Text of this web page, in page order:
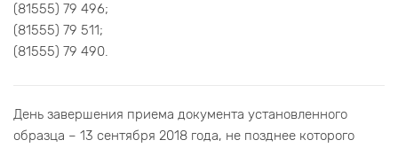
(81555) 79 496;
(81555) 79 511;
(81555) 79 490.
День завершения приема документа установленного
образца – 13 сентября 2018 года, не позднее которого